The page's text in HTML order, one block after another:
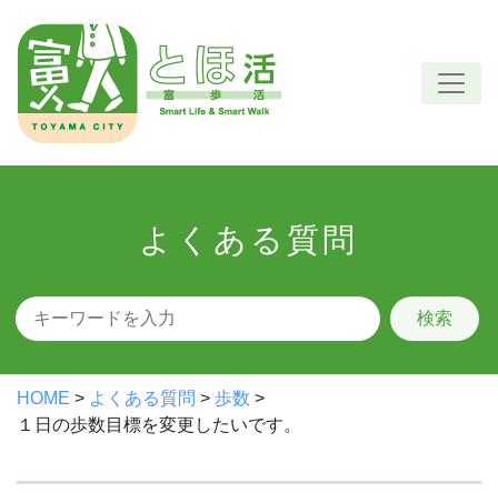
content
よくある質問
検索
HOME > よくある質問 > 歩数 >
１日の歩数目標を変更したいです。